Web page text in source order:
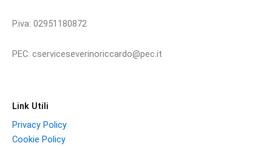
P.iva: 02951180872
PEC: cserviceseverinoriccardo@pec.it
Link Utili
Privacy Policy
Cookie Policy